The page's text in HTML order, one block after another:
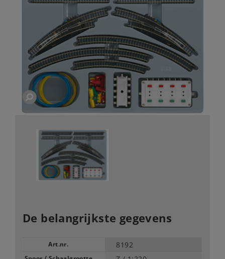
De belangrijkste gegevens
Art.nr. 8192